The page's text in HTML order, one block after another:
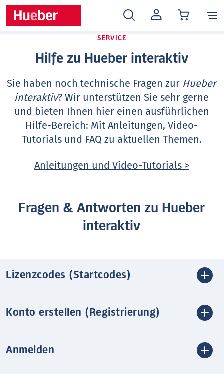
MEIN
KONTO
SERVICE
Hilfe zu Hueber interaktiv
Sie haben noch technische Fragen zur Hueber
interaktiv? Wir unterstützen Sie sehr gerne
und bieten Ihnen hier einen ausführlichen
Hilfe-Bereich: Mit Anleitungen, Video-
Tutorials und FAQ zu aktuellen Themen.
Anleitungen und Video-Tutorials >
Fragen & Antworten zu Hueber
interaktiv
Lizenzcodes (Startcodes)
Konto erstellen (Registrierung)
Anmelden